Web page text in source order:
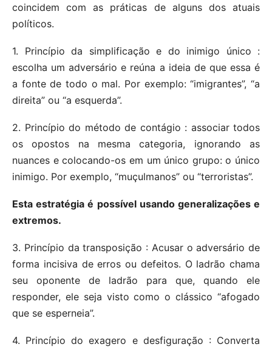
coincidem com as práticas de alguns dos atuais
políticos.
1. Princípio da simplificação e do inimigo único :
escolha um adversário e reúna a ideia de que essa é
a fonte de todo o mal. Por exemplo: “imigrantes”, “a
direita” ou “a esquerda”.
2. Princípio do método de contágio : associar todos
os opostos na mesma categoria, ignorando as
nuances e colocando-os em um único grupo: o único
inimigo. Por exemplo, “muçulmanos” ou “terroristas”.
Esta estratégia é possível usando generalizações e
extremos.
3. Princípio da transposição : Acusar o adversário de
forma incisiva de erros ou defeitos. O ladrão chama
seu oponente de ladrão para que, quando ele
responder, ele seja visto como o clássico “afogado
que se esperneia”.
4. Princípio do exagero e desfiguração : Converta